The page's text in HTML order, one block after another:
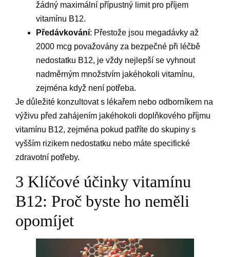
žádný maximální přípustný limit pro příjem
vitamínu B12.
Předávkování: Přestože jsou megadávky až
2000 mcg považovány za bezpečné při léčbě
nedostatku B12, je vždy nejlepší se vyhnout
nadměrným množstvím jakéhokoli vitamínu,
zejména když není potřeba.
Je důležité konzultovat s lékařem nebo odborníkem na
výživu před zahájením jakéhokoli doplňkového příjmu
vitamínu B12, zejména pokud patříte do skupiny s
vyšším rizikem nedostatku nebo máte specifické
zdravotní potřeby.
3 Klíčové účinky vitamínu
B12: Proč byste ho neměli
opomíjet